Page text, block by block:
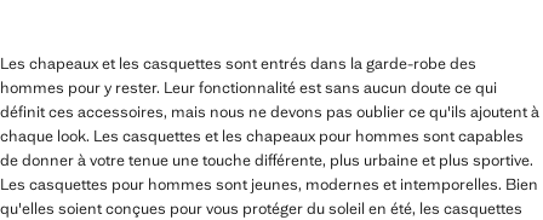
Les chapeaux et les casquettes sont entrés dans la garde-robe des
hommes pour y rester. Leur fonctionnalité est sans aucun doute ce qui
définit ces accessoires, mais nous ne devons pas oublier ce qu'ils ajoutent à
chaque look. Les casquettes et les chapeaux pour hommes sont capables
de donner à votre tenue une touche différente, plus urbaine et plus sportive.
Les casquettes pour hommes sont jeunes, modernes et intemporelles. Bien
qu'elles soient conçues pour vous protéger du soleil en été, les casquettes